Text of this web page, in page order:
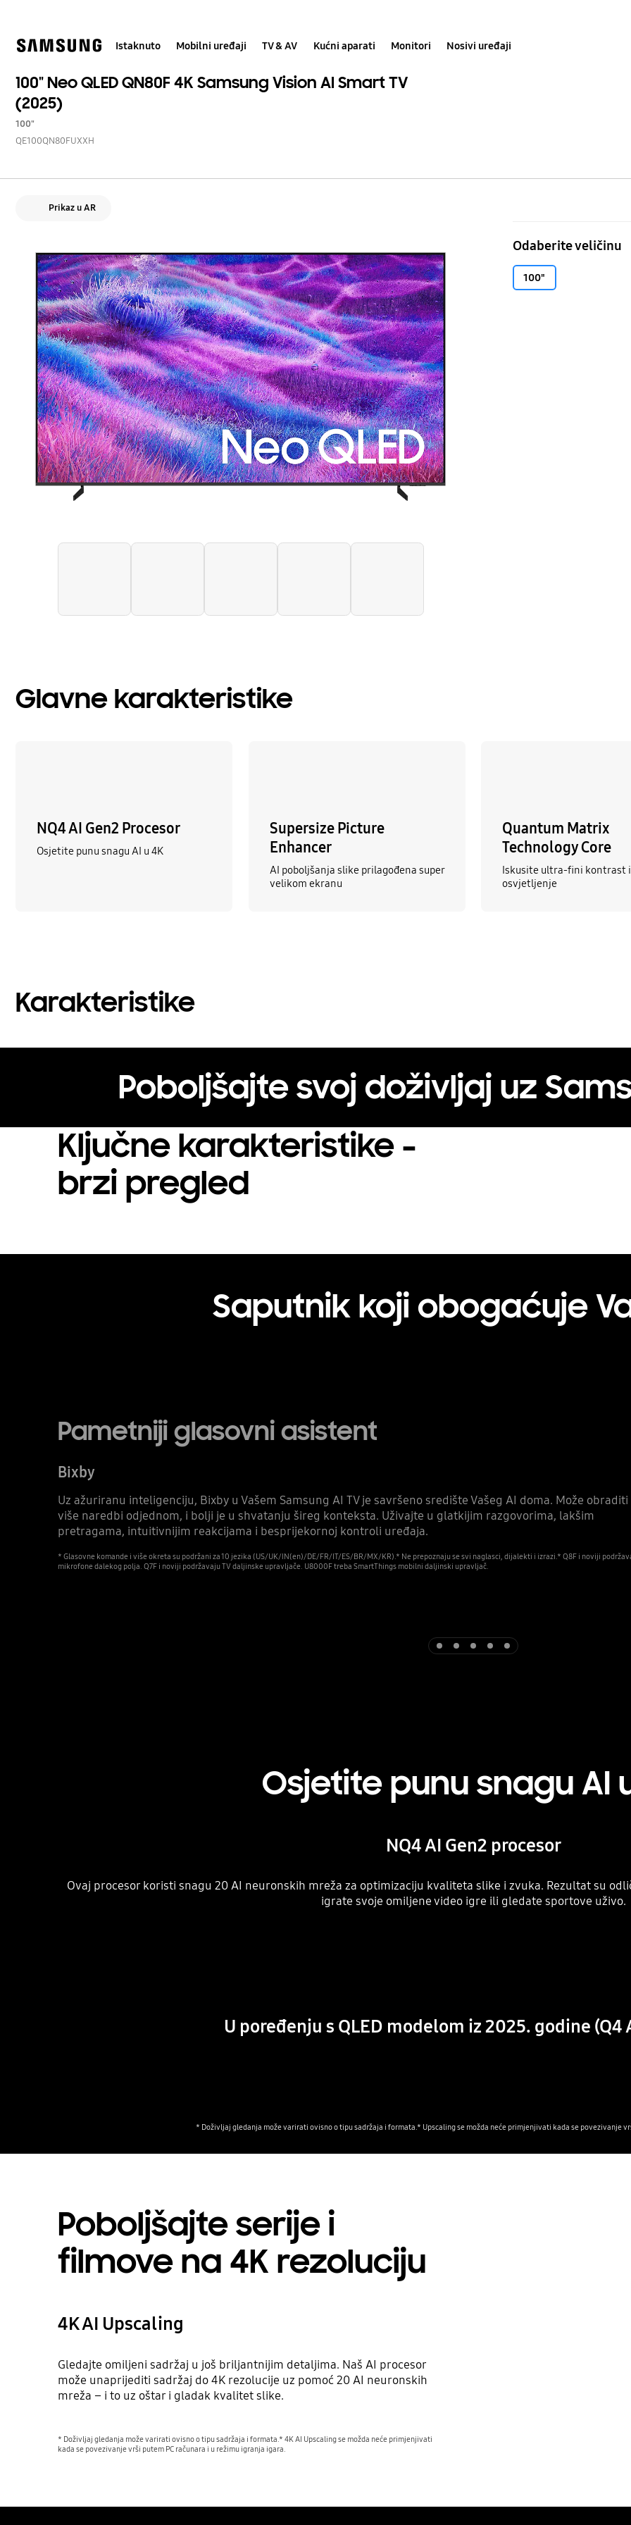
help
Istaknuto Mobilni uređaji TV & AV Kućni aparati Monitori Nosivi uređaji
100" Neo QLED QN80F 4K Samsung Vision AI Smart TV
(2025)
100"
QE100QN80FUXXH
QLED
QN80F
Prikaz u AR
Odaberite veličinu
100"
Glavne karakteristike
NQ4 AI Gen2 Procesor
Osjetite punu snagu AI u 4K
Supersize Picture
Enhancer
AI poboljšanja slike prilagođena super
velikom ekranu
Quantum Matrix
Technology Core
Iskusite ultra-fini kontrast
osvjetljenje
Karakteristike
Poboljšajte svoj doživljaj uz
Ključne karakteristike -
brzi pregled
Saputnik koji obogaćuje
Pametniji glasovni asistent
Bixby
Uz ažuriranu inteligenciju, Bixby u Vašem Samsung AI TV je savršeno središte Vašeg AI doma. Može obraditi
više naredbi odjednom, i bolji je u shvatanju šireg konteksta. Uživajte u glatkijim razgovorima, lakšim
pretragama, intuitivnijim reakcijama i besprijekornoj kontroli uređaja.
* Glasovne komande i više okreta su podržani za 10 jezika (US/UK/IN(en)/DE/FR/IT/ES/BR/MX/KR).* Ne prepoznaju se svi naglasci, dijalekti i izrazi.* Q8F i noviji
mikrofone dalekog polja. Q7F i noviji podržavaju TV daljinske upravljače. U8000F treba SmartThings mobilni daljinski upravljač.
Osjetite punu snagu AI
NQ4 AI Gen2 procesor
Ovaj procesor koristi snagu 20 AI neuronskih mreža za optimizaciju kvaliteta slike i zvuka. Rezultat su
igrate svoje omiljene video igre ili gledate sportove uživo.
U poređenju s QLED modelom iz 2025. godine (Q4
* Doživljaj gledanja može varirati ovisno o tipu sadržaja i formata.* Upscaling se možda neće primjenjivati kada se povezivanje
Poboljšajte serije i
filmove na 4K rezoluciju
4K AI Upscaling
Gledajte omiljeni sadržaj u još briljantnijim detaljima. Naš AI procesor
može unaprijediti sadržaj do 4K rezolucije uz pomoć 20 AI neuronskih
mreža – i to uz oštar i gladak kvalitet slike.
* Doživljaj gledanja može varirati ovisno o tipu sadržaja i formata.* 4K AI Upscaling se možda neće primjenjivati
kada se povezivanje vrši putem PC računara i u režimu igranja igara.